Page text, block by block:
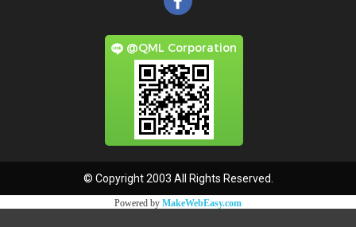
@QML Corporation
© Copyright 2003 All Rights Reserved.
Powered by MakeWebEasy.com